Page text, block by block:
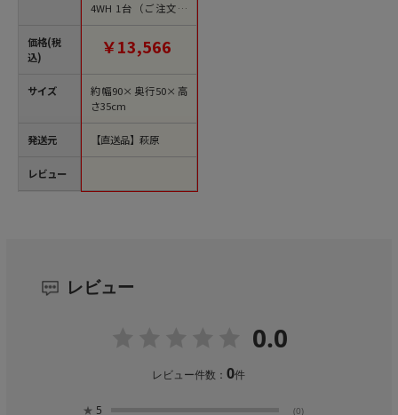
価格(税
込)
サイズ
発送元
レビュー
4WH 1台（ご注文単
位1台）【直送品】
￥13,566
約幅90×奥行50×高
さ35cm
【直送品】萩原
レビュー
0.0
レビュー件数：0件
★ 5 (0)